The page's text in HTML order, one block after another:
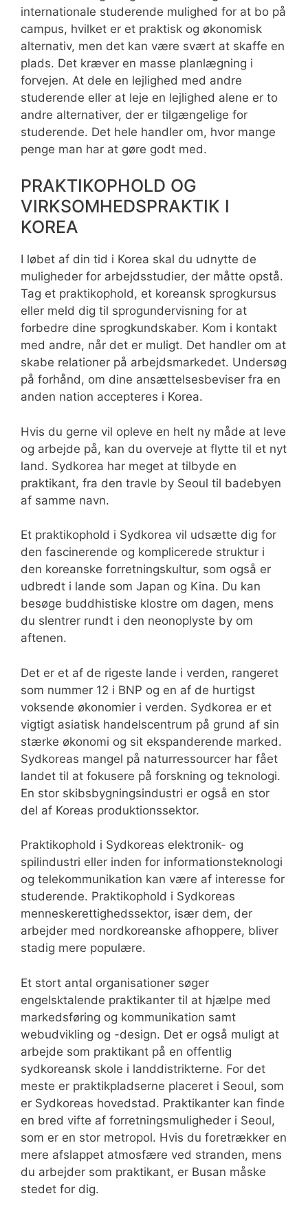
internationale studerende mulighed for at bo på
campus, hvilket er et praktisk og økonomisk
alternativ, men det kan være svært at skaffe en
plads. Det kræver en masse planlægning i
forvejen. At dele en lejlighed med andre
studerende eller at leje en lejlighed alene er to
andre alternativer, der er tilgængelige for
studerende. Det hele handler om, hvor mange
penge man har at gøre godt med.
PRAKTIKOPHOLD OG
VIRKSOMHEDSPRAKTIK I
KOREA
I løbet af din tid i Korea skal du udnytte de
muligheder for arbejdsstudier, der måtte opstå.
Tag et praktikophold, et koreansk sprogkursus
eller meld dig til sprogundervisning for at
forbedre dine sprogkundskaber. Kom i kontakt
med andre, når det er muligt. Det handler om at
skabe relationer på arbejdsmarkedet. Undersøg
på forhånd, om dine ansættelsesbeviser fra en
anden nation accepteres i Korea.
Hvis du gerne vil opleve en helt ny måde at leve
og arbejde på, kan du overveje at flytte til et nyt
land. Sydkorea har meget at tilbyde en
praktikant, fra den travle by Seoul til badebyen
af samme navn.
Et praktikophold i Sydkorea vil udsætte dig for
den fascinerende og komplicerede struktur i
den koreanske forretningskultur, som også er
udbredt i lande som Japan og Kina. Du kan
besøge buddhistiske klostre om dagen, mens
du slentrer rundt i den neonoplyste by om
aftenen.
Det er et af de rigeste lande i verden, rangeret
som nummer 12 i BNP og en af de hurtigst
voksende økonomier i verden. Sydkorea er et
vigtigt asiatisk handelscentrum på grund af sin
stærke økonomi og sit ekspanderende marked.
Sydkoreas mangel på naturressourcer har fået
landet til at fokusere på forskning og teknologi.
En stor skibsbygningsindustri er også en stor
del af Koreas produktionssektor.
Praktikophold i Sydkoreas elektronik- og
spilindustri eller inden for informationsteknologi
og telekommunikation kan være af interesse for
studerende. Praktikophold i Sydkoreas
menneskerettighedssektor, især dem, der
arbejder med nordkoreanske afhoppere, bliver
stadig mere populære.
Et stort antal organisationer søger
engelsktalende praktikanter til at hjælpe med
markedsføring og kommunikation samt
webudvikling og -design. Det er også muligt at
arbejde som praktikant på en offentlig
sydkoreansk skole i landdistrikterne. For det
meste er praktikpladserne placeret i Seoul, som
er Sydkoreas hovedstad. Praktikanter kan finde
en bred vifte af forretningsmuligheder i Seoul,
som er en stor metropol. Hvis du foretrækker en
mere afslappet atmosfære ved stranden, mens
du arbejder som praktikant, er Busan måske
stedet for dig.